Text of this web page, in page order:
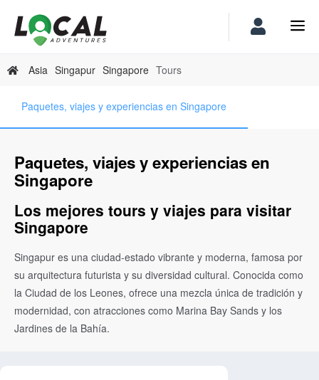
Asia Singapur Singapore Tours
Paquetes, viajes y experiencias en Singapore
Paquetes, viajes y experiencias en
Singapore
Los mejores tours y viajes para visitar
Singapore
Singapur es una ciudad-estado vibrante y moderna, famosa por
su arquitectura futurista y su diversidad cultural. Conocida como
la Ciudad de los Leones, ofrece una mezcla única de tradición y
modernidad, con atracciones como Marina Bay Sands y los
Jardines de la Bahía.